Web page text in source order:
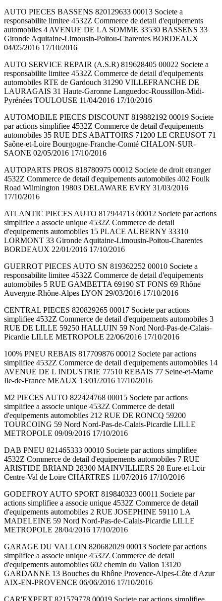
AUTO PIECES BASSENS 820129633 00013 Societe a
responsabilite limitee 4532Z Commerce de detail d'equipements
automobiles 4 AVENUE DE LA SOMME 33530 BASSENS 33
Gironde Aquitaine-Limousin-Poitou-Charentes BORDEAUX
04/05/2016 17/10/2016
AUTO SERVICE REPAIR (A.S.R) 819628405 00022 Societe a
responsabilite limitee 4532Z Commerce de detail d'equipements
automobiles RTE de Gardouch 31290 VILLEFRANCHE DE
LAURAGAIS 31 Haute-Garonne Languedoc-Roussillon-Midi-
Pyrénées TOULOUSE 11/04/2016 17/10/2016
AUTOMOBILE PIECES DISCOUNT 819882192 00019 Societe
par actions simplifiee 4532Z Commerce de detail d'equipements
automobiles 35 RUE DES ABATTOIRS 71200 LE CREUSOT 71
Saône-et-Loire Bourgogne-Franche-Comté CHALON-SUR-
SAONE 02/05/2016 17/10/2016
AUTOPARTS PROS 818780975 00012 Societe de droit etranger
4532Z Commerce de detail d'equipements automobiles 402 Foulk
Road Wilmington 19803 DELAWARE EVRY 31/03/2016
17/10/2016
ATLANTIC PIECES AUTO 817944713 00012 Societe par actions
simplifiee a associe unique 4532Z Commerce de detail
d'equipements automobiles 15 PLACE AUBERNY 33310
LORMONT 33 Gironde Aquitaine-Limousin-Poitou-Charentes
BORDEAUX 22/01/2016 17/10/2016
GUERROT PIECES AUTO SN 819362252 00010 Societe a
responsabilite limitee 4532Z Commerce de detail d'equipements
automobiles 5 RUE GAMBETTA 69190 ST FONS 69 Rhône
Auvergne-Rhône-Alpes LYON 29/03/2016 17/10/2016
CENTRAL PIECES 820829265 00017 Societe par actions
simplifiee 4532Z Commerce de detail d'equipements automobiles 3
RUE DE LILLE 59250 HALLUIN 59 Nord Nord-Pas-de-Calais-
Picardie LILLE METROPOLE 22/06/2016 17/10/2016
100% PNEU REBAIS 817709876 00012 Societe par actions
simplifiee 4532Z Commerce de detail d'equipements automobiles 14
AVENUE DE L INDUSTRIE 77510 REBAIS 77 Seine-et-Marne
Ile-de-France MEAUX 13/01/2016 17/10/2016
M2 PIECES AUTO 822424768 00015 Societe par actions
simplifiee a associe unique 4532Z Commerce de detail
d'equipements automobiles 212 RUE DE RONCQ 59200
TOURCOING 59 Nord Nord-Pas-de-Calais-Picardie LILLE
METROPOLE 09/09/2016 17/10/2016
DAB PNEU 821465333 00010 Societe par actions simplifiee
4532Z Commerce de detail d'equipements automobiles 7 RUE
ARISTIDE BRIAND 28300 MAINVILLIERS 28 Eure-et-Loir
Centre-Val de Loire CHARTRES 11/07/2016 17/10/2016
GODEFROY AUTO SPORT 819840323 00011 Societe par
actions simplifiee a associe unique 4532Z Commerce de detail
d'equipements automobiles 2 RUE JOSEPHINE 59110 LA
MADELEINE 59 Nord Nord-Pas-de-Calais-Picardie LILLE
METROPOLE 28/04/2016 17/10/2016
GARAGE DU VALLON 820682029 00013 Societe par actions
simplifiee a associe unique 4532Z Commerce de detail
d'equipements automobiles 602 chemin du Vallon 13120
GARDANNE 13 Bouches du Rhône Provence-Alpes-Côte d'Azur
AIX-EN-PROVENCE 06/06/2016 17/10/2016